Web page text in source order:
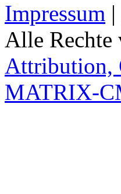
Impressum |
Alle Rechte
Attribution,
MATRIX-